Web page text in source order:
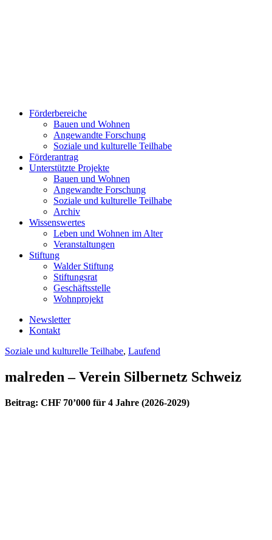
Förderbereiche
Bauen und Wohnen
Ange­wand­te For­schung
Soziale und kulturelle Teilhabe
Förderantrag
Unterstützte Projekte
Bauen und Wohnen
Ange­wand­te For­schung
Soziale und kulturelle Teilhabe
Archiv
Wissenswertes
Leben und Wohnen im Alter
Veranstaltungen
Stiftung
Walder Stiftung
Stiftungsrat
Geschäftsstelle
Wohnprojekt
Newsletter
Kontakt
Soziale und kulturelle Teilhabe, Laufend
malreden – Verein Silbernetz Schweiz
Beitrag: CHF 70’000 für 4 Jahre (2026-2029)